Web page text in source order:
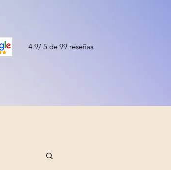
4.9/ 5 de 99 reseñas